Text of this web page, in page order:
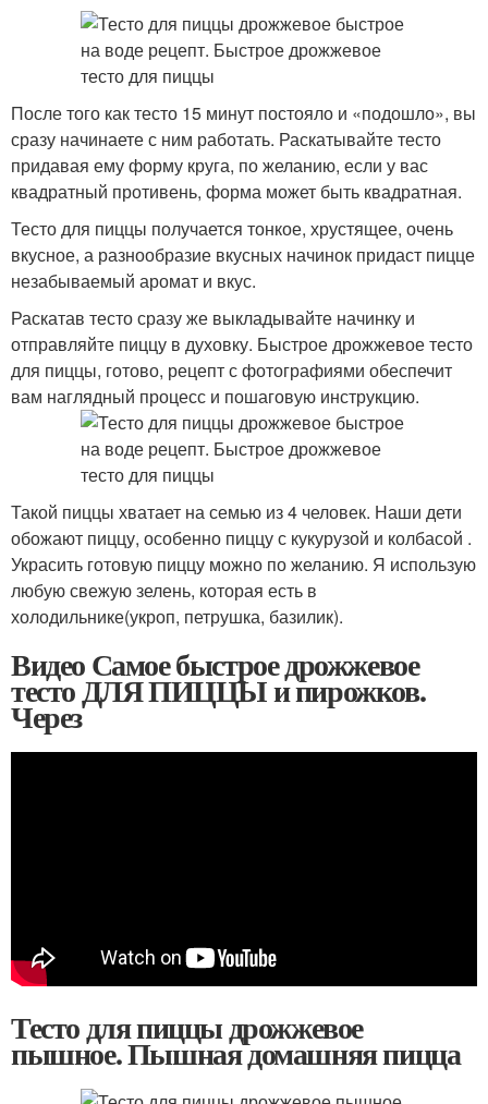
После того как тесто 15 минут постояло и «подошло», вы
сразу начинаете с ним работать. Раскатывайте тесто
придавая ему форму круга, по желанию, если у вас
квадратный противень, форма может быть квадратная.
Тесто для пиццы получается тонкое, хрустящее, очень
вкусное, а разнообразие вкусных начинок придаст пицце
незабываемый аромат и вкус.
Раскатав тесто сразу же выкладывайте начинку и
отправляйте пиццу в духовку. Быстрое дрожжевое тесто
для пиццы, готово, рецепт с фотографиями обеспечит
вам наглядный процесс и пошаговую инструкцию.
Такой пиццы хватает на семью из 4 человек. Наши дети
обожают пиццу, особенно пиццу с кукурузой и колбасой .
Украсить готовую пиццу можно по желанию. Я использую
любую свежую зелень, которая есть в
холодильнике(укроп, петрушка, базилик).
Видео Самое быстрое дрожжевое
тесто ДЛЯ ПИЦЦЫ и пирожков.
Через
Тесто для пиццы дрожжевое
пышное. Пышная домашняя пицца